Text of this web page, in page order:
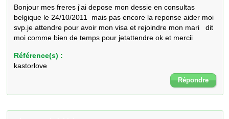
Bonjour mes freres j'ai depose mon dessie en consultas
belgique le 24/10/2011  mais pas encore la reponse aider moi
svp.je attendre pour avoir mon visa et rejoindre mon mari   dit
moi comme bien de temps pour jetattendre ok et mercii
Référence(s) :
kastorlove
Répondre